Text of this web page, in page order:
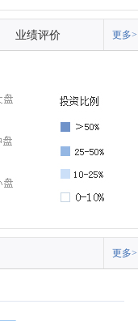
业绩评价 更多>
更多>